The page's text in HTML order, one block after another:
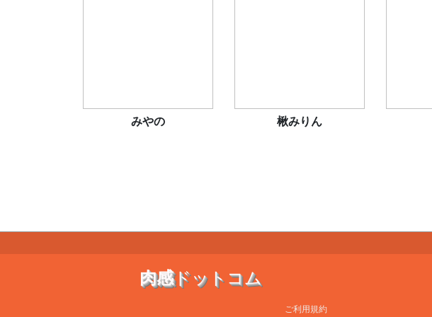
みやの 楸みりん
肉感ドットコム
ご利用規約